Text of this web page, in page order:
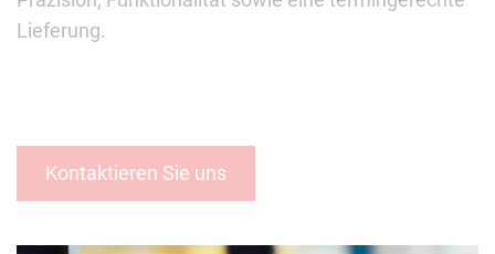
Lieferung.
Kontaktieren Sie uns